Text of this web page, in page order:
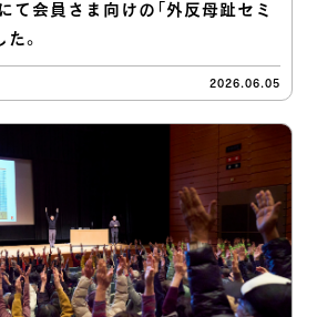
て会員さま向けの「外反母趾セミ
。
2026.06.05